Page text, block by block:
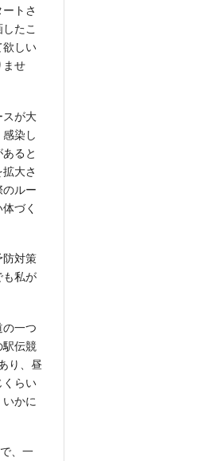
トさ
たこ
欲しい
ませ
スが大
染し
ると
大さ
ルー
づく
防対策
も私が
一つ
伝競
り、昼
くらい
かに
、一